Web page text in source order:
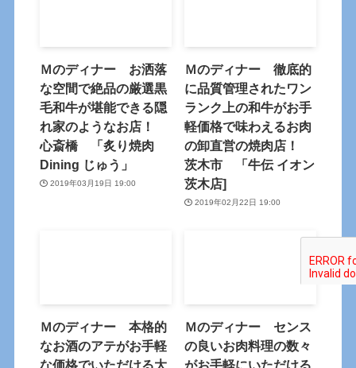
Ｍのディナー お洒落
な空間で絶品の厳選黒
毛和牛が堪能できる隠
れ家のようなお店！
心斎橋 「炙り焼肉
Dining じゅう」
2019年03月19日 19:00
Ｍのディナー 徹底的
に品質管理されたワン
ランク上の和牛がお手
軽価格で味わえるお肉
の卸直営の焼肉店！
茨木市 「牛伝 イオン
茨木店]
2019年02月22日 19:00
Ｍのディナー 本格的
なお酒のアテがお手軽
な価格でいただける大
Ｍのディナー センス
の良いお肉料理の数々
がお手軽にいただける